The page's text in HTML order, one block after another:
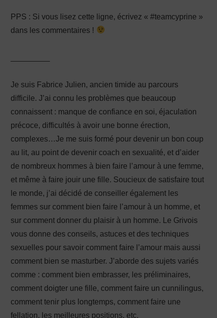
PPS : Si vous lisez cette ligne, écrivez « #teamcyprine »
dans les commentaires !
Je suis Fabrice Julien, ancien timide au parcours
difficile. J’ai connu les problèmes que beaucoup
connaissent : manque de confiance en soi, éjaculation
précoce, difficultés à avoir une bonne érection,
complexes…Je me suis formé pour devenir un bon coup
au lit, au point de devenir coach en sexualité, et d’aider
de nombreux hommes à bien faire l’amour à une femme,
et même à faire jouir une fille. Soucieux de satisfaire tout
le monde, j’ai décidé de conseiller également les
femmes sur comment bien faire l’amour à un homme, et
sur comment donner du plaisir à un homme. Le Grivois
vous donne des conseils, astuces et des techniques
sexuelles pour savoir comment faire l’amour mais aussi
comment bien se masturber. J’aborde des sujets variés
comme : comment bien embrasser, les préliminaires,
comment doigter une fille, comment faire un cunnilingus,
comment tenir plus longtemps, comment faire une
fellation, les meilleures positions, etc.